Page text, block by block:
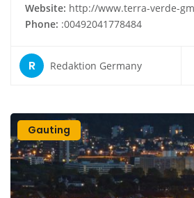
Website: http://www.terra-verde-
Phone: :00492041778484
R Redaktion Germany
Gauting